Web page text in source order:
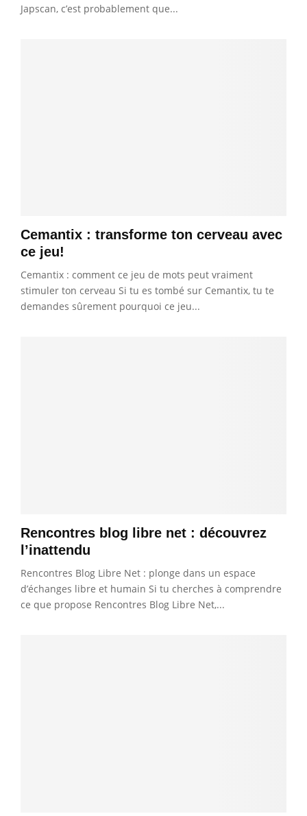
Japscan, c’est probablement que...
Cemantix : transforme ton cerveau avec
ce jeu!
Cemantix : comment ce jeu de mots peut vraiment
stimuler ton cerveau Si tu es tombé sur Cemantix, tu te
demandes sûrement pourquoi ce jeu...
Rencontres blog libre net : découvrez
l’inattendu
Rencontres Blog Libre Net : plonge dans un espace
d’échanges libre et humain Si tu cherches à comprendre
ce que propose Rencontres Blog Libre Net,...